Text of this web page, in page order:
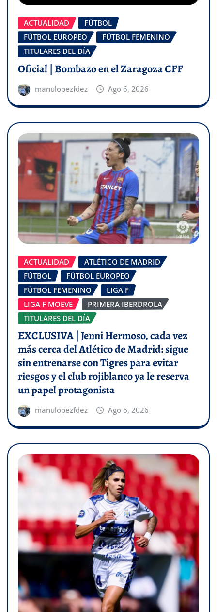
ACTUALIDAD
FÚTBOL
FÚTBOL EUROPEO
FÚTBOL FEMENINO
TITULARES DEL DÍA
Oficial | Bombazo en el Zaragoza CFF
manulopezfdez Ago 6, 2026
ACTUALIDAD
ATLÉTICO DE MADRID
FÚTBOL
FÚTBOL EUROPEO
FÚTBOL FEMENINO
LIGA F
LIGA F MOEVE
PRIMERA IBERDROLA
TITULARES DEL DÍA
EXCLUSIVA | Jenni Hermoso, cada vez
más cerca del Atlético de Madrid: sigue
sin entrenarse con Tigres para evitar
riesgos y el club rojiblanco ya le reserva
un papel protagonista
manulopezfdez Ago 6, 2026